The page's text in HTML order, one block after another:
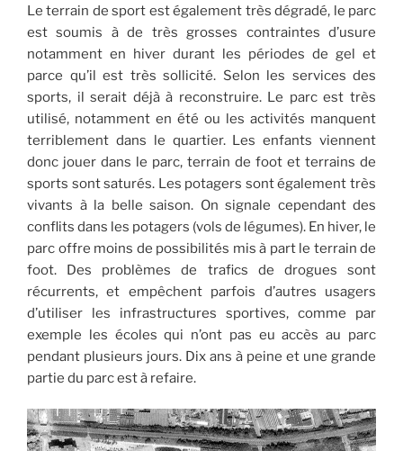
Le terrain de sport est également très dégradé, le parc
est soumis à de très grosses contraintes d’usure
notamment en hiver durant les périodes de gel et
parce qu’il est très sollicité. Selon les services des
sports, il serait déjà à reconstruire. Le parc est très
utilisé, notamment en été ou les activités manquent
terriblement dans le quartier. Les enfants viennent
donc jouer dans le parc, terrain de foot et terrains de
sports sont saturés. Les potagers sont également très
vivants à la belle saison. On signale cependant des
conflits dans les potagers (vols de légumes). En hiver, le
parc offre moins de possibilités mis à part le terrain de
foot. Des problèmes de trafics de drogues sont
récurrents, et empêchent parfois d’autres usagers
d’utiliser les infrastructures sportives, comme par
exemple les écoles qui n’ont pas eu accès au parc
pendant plusieurs jours. Dix ans à peine et une grande
partie du parc est à refaire.